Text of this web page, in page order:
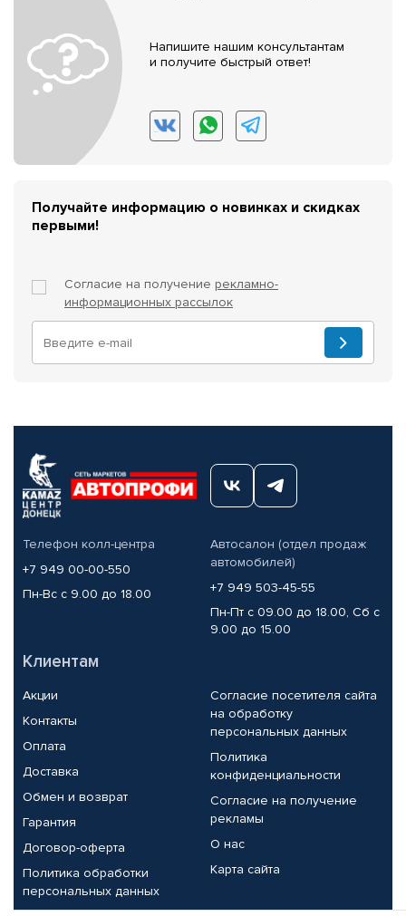
Напишите нашим консультантам
и получите быстрый ответ!
Получайте информацию о новинках и скидках
первыми!
Согласие на получение рекламно-
информационных рассылок
Телефон колл-центра
+7 949 00-00-550
Пн-Вс с 9.00 до 18.00
Автосалон (отдел продаж
автомобилей)
+7 949 503-45-55
Пн-Пт с 09.00 до 18.00, Сб с
9.00 до 15.00
Клиентам
Акции
Контакты
Оплата
Доставка
Обмен и возврат
Гарантия
Договор-оферта
Политика обработки
персональных данных
Согласие посетителя сайта
на обработку
персональных данных
Политика
конфиденциальности
Согласие на получение
рекламы
О нас
Карта сайта